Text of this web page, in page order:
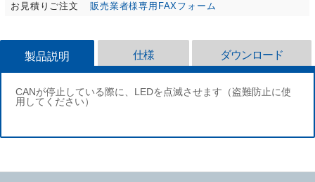
お見積りご注文
販売業者様専用FAXフォーム
製品説明 仕様 ダウンロード
CANが停止している際に、LEDを点滅させます （盗難防止に使
用してください）